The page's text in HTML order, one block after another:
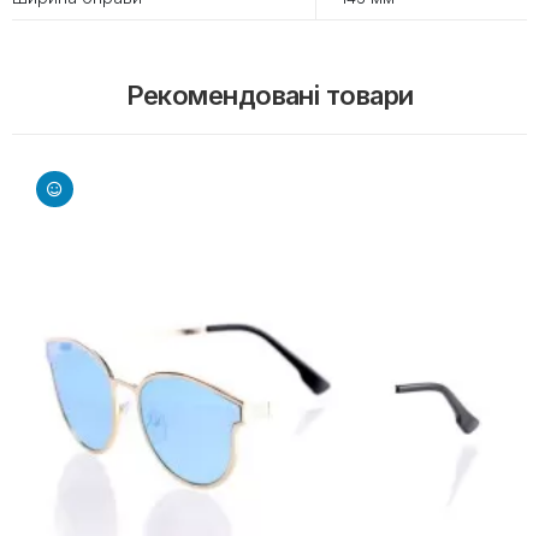
Рекомендовані товари